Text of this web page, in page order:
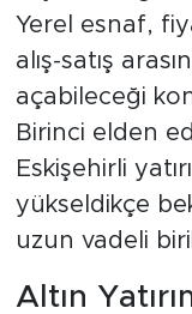
Yerel esnaf,
alış-satış
açabileceği
Birinci elden
Eskişehirli
yükseldikçe
uzun vadeli
Altın